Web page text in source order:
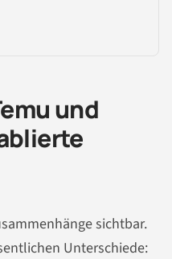
und
sichtbar.
Unterschiede: